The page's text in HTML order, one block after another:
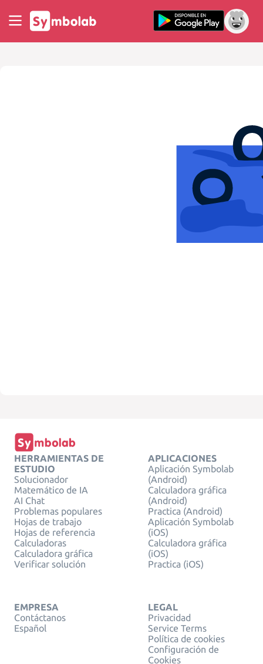
HERRAMIENTAS DE
ESTUDIO
Solucionador
Matemático de IA
AI Chat
Problemas populares
Hojas de trabajo
Hojas de referencia
Calculadoras
Calculadora gráfica
Verificar solución
APLICACIONES
Aplicación Symbolab
(Android)
Calculadora gráfica
(Android)
Practica (Android)
Aplicación Symbolab
(iOS)
Calculadora gráfica
(iOS)
Practica (iOS)
EMPRESA
Contáctanos
Español
LEGAL
Privacidad
Service Terms
Política de cookies
Configuración de
Cookies